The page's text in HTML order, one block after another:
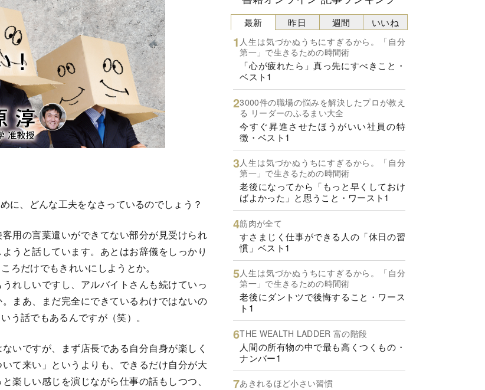
に、どんな工夫をなさっているのでしょう？
用の言葉遣いができてない部分が見受けられ
うと話しています。あとはお辞儀をしっかり
ろだけでもきれいにしようとか。
れしいですし、アルバイトさんも続けていっ
まあ、まだ完全にできているわけではないの
う話でもあるんですが（笑）。
いですが、まず店長である自分自身が楽しく
て来い」というよりも、できるだけ自分が大
楽しい感じを演じながら仕事の話もしつつ、
最新
人生は気づかぬうちにすぎるから。「自分
第一」で生きるための時間術
「心が疲れたら」真っ先にすべきこと・
ベスト1
3000件の職場の悩みを解決したプロが教え
る リーダーのふるまい大全
今すぐ昇進させたほうがいい社員の特
徴・ベスト1
人生は気づかぬうちにすぎるから。「自分
第一」で生きるための時間術
老後になってから「もっと早くしておけ
ばよかった」と思うこと・ワースト1
筋肉が全て
すさまじく仕事ができる人の「休日の習
慣」ベスト1
人生は気づかぬうちにすぎるから。「自分
第一」で生きるための時間術
老後にダントツで後悔すること・ワース
ト1
THE WEALTH LADDER 富の階段
人間の所有物の中で最も高くつくもの・
ナンバー1
あきれるほど小さい習慣
昨日 週間 いいね